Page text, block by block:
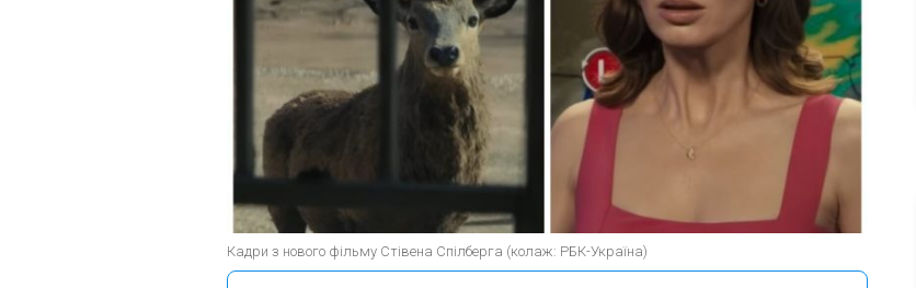
Кадри з нового фільму Стівена Спілберга (колаж: РБК-Україна)